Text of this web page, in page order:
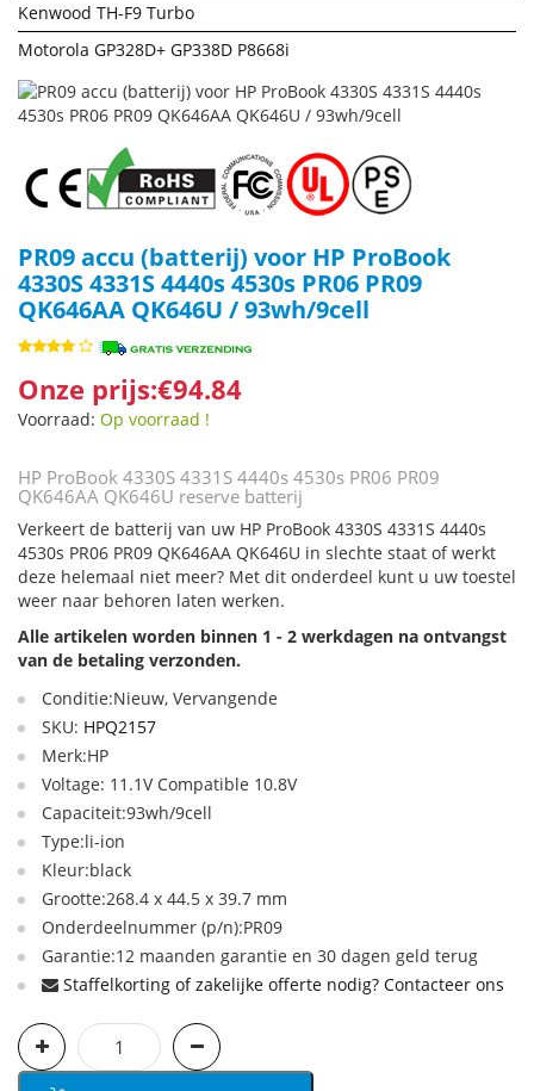
Kenwood TH-F9 Turbo
Motorola GP328D+ GP338D P8668i
PR09 accu (batterij) voor HP ProBook
4330S 4331S 4440s 4530s PR06 PR09
QK646AA QK646U / 93wh/9cell
Onze prijs:€94.84
Voorraad: Op voorraad !
HP ProBook 4330S 4331S 4440s 4530s PR06 PR09
QK646AA QK646U reserve batterij
Verkeert de batterij van uw HP ProBook 4330S 4331S 4440s
4530s PR06 PR09 QK646AA QK646U in slechte staat of werkt
deze helemaal niet meer? Met dit onderdeel kunt u uw toestel
weer naar behoren laten werken.
Alle artikelen worden binnen 1 - 2 werkdagen na ontvangst
van de betaling verzonden.
Conditie:Nieuw, Vervangende
SKU: HPQ2157
Merk:HP
Voltage: 11.1V Compatible 10.8V
Capaciteit:93wh/9cell
Type:li-ion
Kleur:black
Grootte:268.4 x 44.5 x 39.7 mm
Onderdeelnummer (p/n):PR09
Garantie:12 maanden garantie en 30 dagen geld terug
Staffelkorting of zakelijke offerte nodig? Contacteer ons